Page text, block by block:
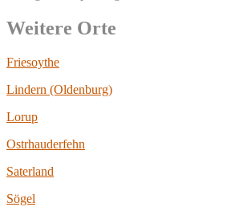
Weitere Orte
Friesoythe
Lindern (Oldenburg)
Lorup
Ostrhauderfehn
Saterland
Sögel